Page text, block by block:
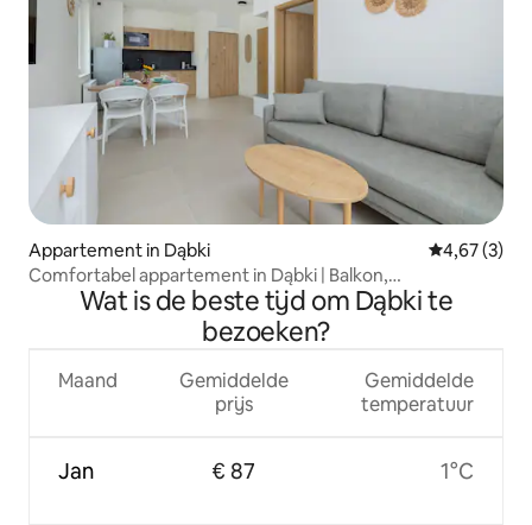
Appartement in Dąbki
4,67 (3)
Comfortabel appartement in Dąbki | Balkon,
parkeerplaats,
Wat is de beste tijd om Dąbki te
bezoeken?
Maand
Jan
Gemiddelde
prijs
€ 87
Gemiddelde
temperatuur
1°C